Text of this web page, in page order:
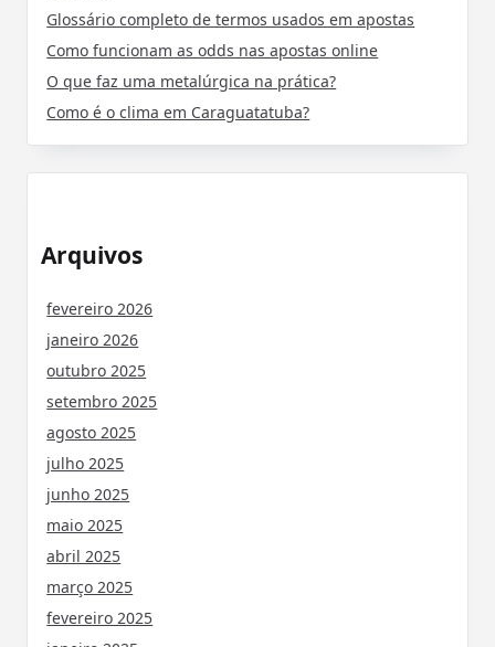
Glossário completo de termos usados em apostas
Como funcionam as odds nas apostas online
O que faz uma metalúrgica na prática?
Como é o clima em Caraguatatuba?
Arquivos
fevereiro 2026
janeiro 2026
outubro 2025
setembro 2025
agosto 2025
julho 2025
junho 2025
maio 2025
abril 2025
março 2025
fevereiro 2025